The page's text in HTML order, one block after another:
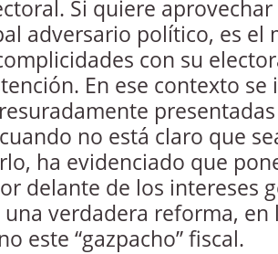
Si quiere
adversario político, es el
con su
En ese contexto se
no está claro que
ha evidenciado que
delante de los intereses
verdadera reforma, en
este “gazpacho” fiscal.